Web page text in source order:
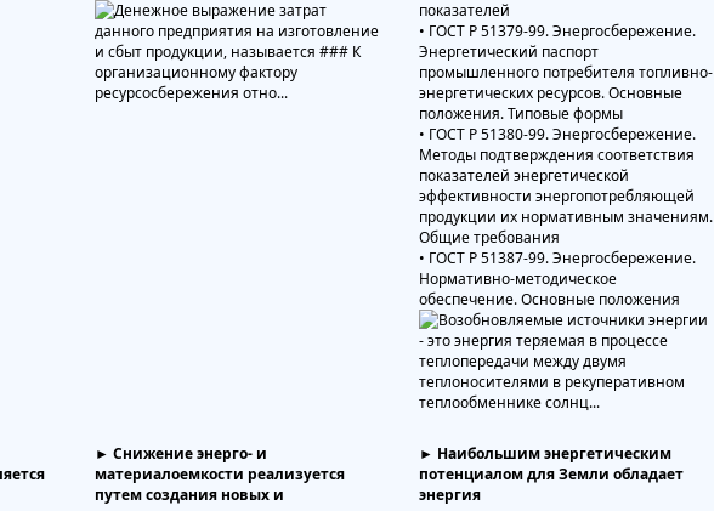
показателей
• ГОСТ Р 51379-99. Энергосбережение.
Энергетический паспорт
промышленного потребителя топливно-
энергетических ресурсов. Основные
положения. Типовые формы
• ГОСТ Р 51380-99. Энергосбережение.
Методы подтверждения соответствия
показателей энергетической
эффективности энергопотребляющей
продукции их нормативным значениям.
Общие требования
• ГОСТ Р 51387-99. Энергосбережение.
Нормативно-методическое
обеспечение. Основные положения
► Снижение энерго- и
материалоемкости реализуется
путем создания новых и
► Наибольшим энергетическим
потенциалом для Земли обладает
энергия